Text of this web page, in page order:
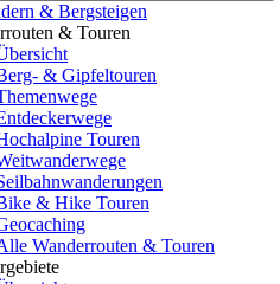
& Bergsteigen
& Touren
& Gipfeltouren
Touren
& Hike Touren
Wanderrouten & Touren